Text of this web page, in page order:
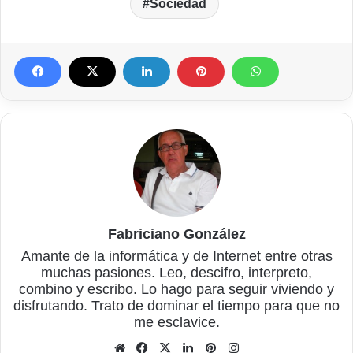
Sociedad
Fabriciano González
Amante de la informática y de Internet entre otras
muchas pasiones. Leo, descifro, interpreto,
combino y escribo. Lo hago para seguir viviendo y
disfrutando. Trato de dominar el tiempo para que no
me esclavice.
Sitio
Facebook
X LinkedInPinterest